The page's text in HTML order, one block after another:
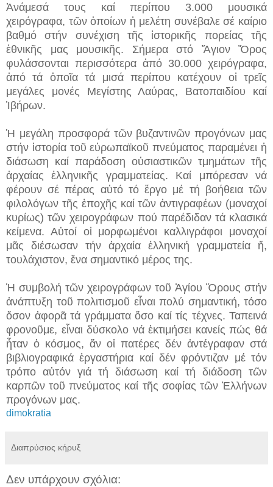
Ἀνάμεσά τους καί περίπου 3.000 μουσικά
χειρόγραφα, τῶν ὁποίων ἡ μελέτη συνέβαλε σέ καίριο
βαθμό στήν συνέχιση τῆς ἱστορικῆς πορείας τῆς
ἐθνικῆς μας μουσικῆς. Σήμερα στό Ἅγιον Ὄρος
φυλάσσονται περισσότερα ἀπό 30.000 χειρόγραφα,
ἀπό τά ὁποῖα τά μισά περίπου κατέχουν οἱ τρεῖς
μεγάλες μονές Μεγίστης Λαύρας, Βατοπαιδίου καί
Ἰβήρων.
Ἡ μεγάλη προσφορά τῶν βυζαντινῶν προγόνων μας
στήν ἱστορία τοῦ εὐρωπαϊκοῦ πνεύματος παραμένει ἡ
διάσωση καί παράδοση οὐσιαστικῶν τμημάτων τῆς
ἀρχαίας ἑλληνικῆς γραμματείας. Καί μπόρεσαν νά
φέρουν σέ πέρας αὐτό τό ἔργο μέ τή βοήθεια τῶν
φιλολόγων τῆς ἐποχῆς καί τῶν ἀντιγραφέων (μοναχοί
κυρίως) τῶν χειρογράφων πού παρέδιδαν τά κλασικά
κείμενα. Αὐτοί οἱ μορφωμένοι καλλιγράφοι μοναχοί
μᾶς διέσωσαν τήν ἀρχαία ἑλληνική γραμματεία ἤ,
τουλάχιστον, ἕνα σημαντικό μέρος της.
Ἡ συμβολή τῶν χειρογράφων τοῦ Ἁγίου Ὄρους στήν
ἀνάπτυξη τοῦ πολιτισμοῦ εἶναι πολύ σημαντική, τόσο
ὅσον ἀφορᾶ τά γράμματα ὅσο καί τίς τέχνες. Ταπεινά
φρονοῦμε, εἶναι δύσκολο νά ἐκτιμήσει κανείς πώς θά
ἦταν ὁ κόσμος, ἄν οἱ πατέρες δέν ἀντέγραφαν στά
βιβλιογραφικά ἐργαστήρια καί δέν φρόντιζαν μέ τόν
τρόπο αὐτόν γιά τή διάσωση καί τή διάδοση τῶν
καρπῶν τοῦ πνεύματος καί τῆς σοφίας τῶν Ἑλλήνων
προγόνων μας.
dimokratia
Διαπρύσιος κήρυξ
Δεν υπάρχουν σχόλια: